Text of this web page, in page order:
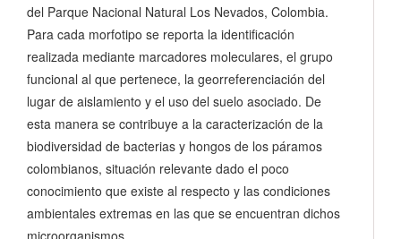
del Parque Nacional Natural Los Nevados, Colombia.
Para cada morfotipo se reporta la identificación
realizada mediante marcadores moleculares, el grupo
funcional al que pertenece, la georreferenciación del
lugar de aislamiento y el uso del suelo asociado. De
esta manera se contribuye a la caracterización de la
biodiversidad de bacterias y hongos de los páramos
colombianos, situación relevante dado el poco
conocimiento que existe al respecto y las condiciones
ambientales extremas en las que se encuentran dichos